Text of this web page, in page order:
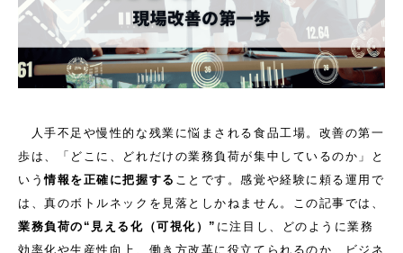
人手不足や慢性的な残業に悩まされる食品工場。改善の第一
歩は、「どこに、どれだけの業務負荷が集中しているのか」と
いう情報を正確に把握する ことです。感覚や経験に頼る運用で
は、真のボトルネックを見落としかねません。この記事では、
業務負荷の“見える化（可視化）” に注目し、どのように業務
効率化や生産性向上、働き方改革に役立てられるのか、ビジネ